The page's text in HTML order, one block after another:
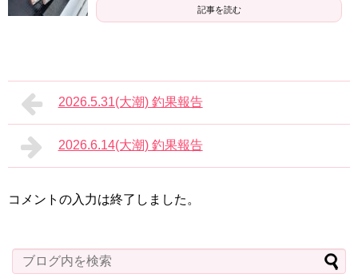
記事を読む
2026.5.31(大潮) 釣果報告
2026.6.14(大潮) 釣果報告
コメントの入力は終了しました。